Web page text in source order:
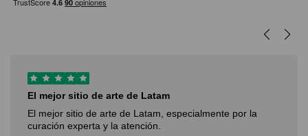
Arte para todos!
Gran herramienta para introducirme al mundo del arte,
facil acceso y gran servicio y atencion.